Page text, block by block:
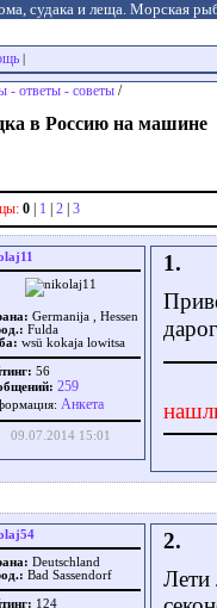
судака и леща. Морская
- ответы - советы /
в Россию на машине
0 | 1 | 2 | 3
Germanija , Hessen
Fulda
wsü kokaja lowitsa
56
259
Aнкета
09.07.2014 15:01
1.
Deutschland
Bad Sassendorf
124
2.
Лети